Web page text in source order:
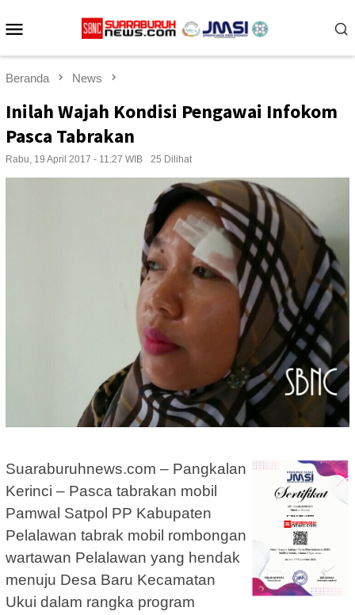
ke
Beranda News
Inilah Wajah Kondisi Pengawai Infokom
Pasca Tabrakan
Rabu, 19 April 2017 - 11:27 WIB 25 Dilihat
Suaraburuhnews.com – Pangkalan
Kerinci – Pasca tabrakan mobil
Pamwal Satpol PP Kabupaten
Pelalawan tabrak mobil rombongan
wartawan Pelalawan yang hendak
menuju Desa Baru Kecamatan
Ukui dalam rangka program